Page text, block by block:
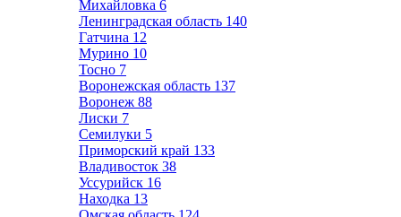
Михайловка 6
Ленинградская область 140
Гатчина 12
Мурино 10
Тосно 7
Воронежская область 137
Воронеж 88
Лиски 7
Семилуки 5
Приморский край 133
Владивосток 38
Уссурийск 16
Находка 13